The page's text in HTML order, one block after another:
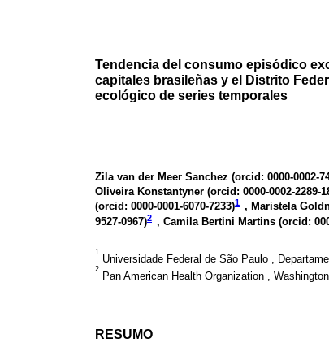
Tendencia del consumo episódico
capitales brasileñas y el Distrito
ecológico de series temporales
Zila van der Meer Sanchez (orcid: 0000-0002-
Oliveira Konstantyner (orcid: 0000-0002-2289-
(orcid: 0000-0001-6070-7233)1 , Maristela
9527-0967)2 , Camila Bertini Martins (orcid:
1
Universidade Federal de São Paulo ,
2
Pan American Health Organization ,
RESUMO